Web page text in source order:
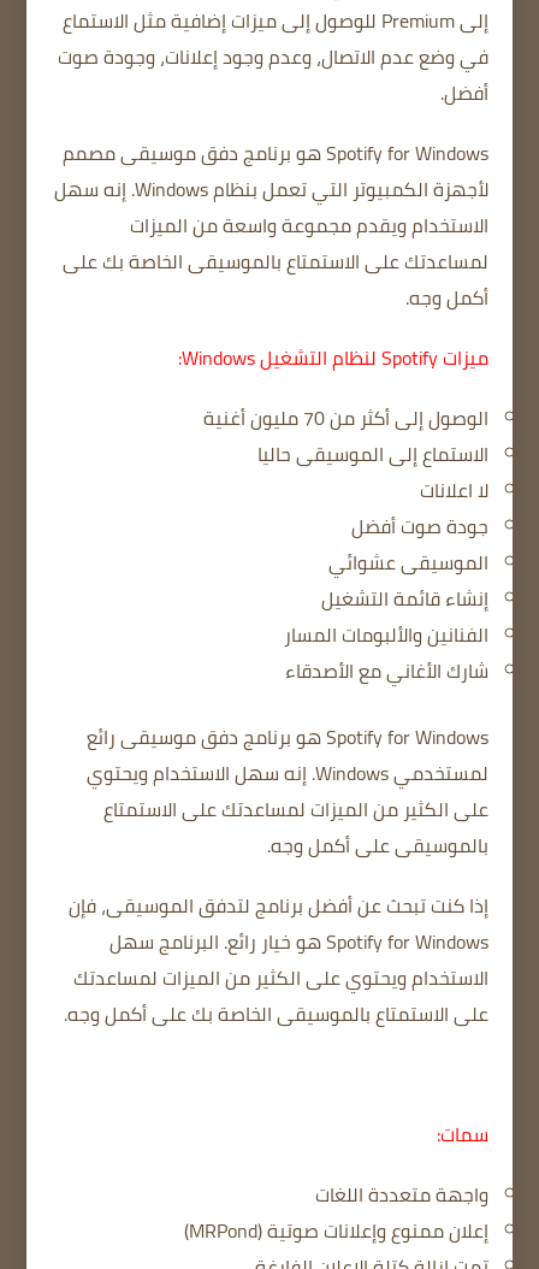
إلى Premium للوصول إلى ميزات إضافية مثل الاستماع
في وضع عدم الاتصال، وعدم وجود إعلانات، وجودة صوت
أفضل.
Spotify for Windows هو برنامج دفق موسيقى مصمم
لأجهزة الكمبيوتر التي تعمل بنظام Windows.
إنه سهل
الاستخدام ويقدم مجموعة واسعة من الميزات
لمساعدتك على الاستمتاع بالموسيقى الخاصة بك على
أكمل وجه.
ميزات Spotify لنظام التشغيل Windows:
الوصول إلى أكثر من 70 مليون أغنية
الاستماع إلى الموسيقى حاليا
لا اعلانات
جودة صوت أفضل
الموسيقى عشوائي
إنشاء قائمة التشغيل
الفنانين والألبومات المسار
شارك الأغاني مع الأصدقاء
Spotify for Windows هو برنامج دفق موسيقى رائع
لمستخدمي Windows.
إنه سهل الاستخدام ويحتوي
على الكثير من الميزات لمساعدتك على الاستمتاع
بالموسيقى على أكمل وجه.
إذا كنت تبحث عن أفضل برنامج لتدفق الموسيقى، فإن
Spotify for Windows هو خيار رائع.
البرنامج سهل
الاستخدام ويحتوي على الكثير من الميزات لمساعدتك
على الاستمتاع بالموسيقى الخاصة بك على أكمل وجه.
سمات:
واجهة متعددة اللغات
إعلان ممنوع وإعلانات صوتية (MRPond)